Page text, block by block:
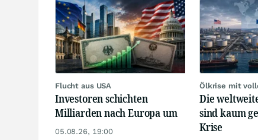
Flucht aus USA
Investoren schichten
Milliarden nach Europa um
05.08.26, 19:00
Ölkrise mit
Die
sind kaum
Krise